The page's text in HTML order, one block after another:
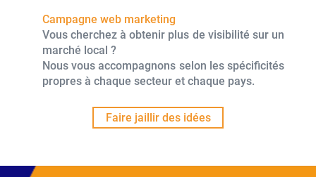
Campagne web marketing
Vous cherchez à obtenir plus de visibilité sur un
marché local ?
Nous vous accompagnons selon les spécificités
propres à chaque secteur et chaque pays.
Faire jaillir des idées